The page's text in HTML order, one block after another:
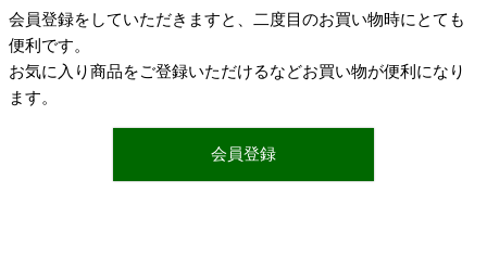
会員登録をしていただきますと、二度目のお買い物時にとても
便利です。
お気に入り商品をご登録いただけるなどお買い物が便利になり
ます。
会員登録